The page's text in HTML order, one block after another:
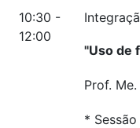
10:30 -
12:00
"Uso de
Prof.
*